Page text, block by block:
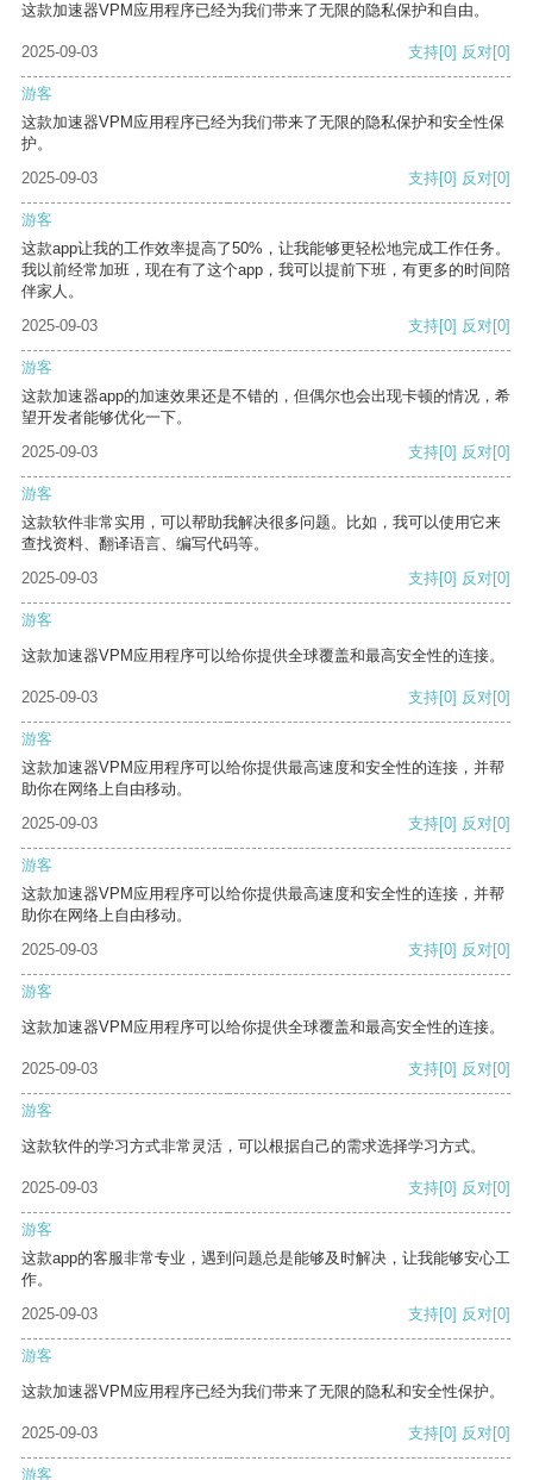
这款加速器VPM应用程序已经为我们带来了无限的隐私保护和自由。
2025-09-03 支持[0] 反对[0]
游客
这款加速器VPM应用程序已经为我们带来了无限的隐私保护和安全性保
护。
2025-09-03
支持[0] 反对[0]
游客
这款app让我的工作效率提高了50%，让我能够更轻松地完成工作任务。
我以前经常加班，现在有了这个app，我可以提前下班，有更多的时间陪
伴家人。
2025-09-03
支持[0] 反对[0]
游客
这款加速器app的加速效果还是不错的，但偶尔也会出现卡顿的情况，希
望开发者能够优化一下。
2025-09-03
支持[0] 反对[0]
游客
这款软件非常实用，可以帮助我解决很多问题。比如，我可以使用它来
查找资料、翻译语言、编写代码等。
2025-09-03
支持[0] 反对[0]
游客
这款加速器VPM应用程序可以给你提供全球覆盖和最高安全性的连接。
2025-09-03 支持[0] 反对[0]
游客
这款加速器VPM应用程序可以给你提供最高速度和安全性的连接，并帮
助你在网络上自由移动。
2025-09-03
支持[0] 反对[0]
游客
这款加速器VPM应用程序可以给你提供最高速度和安全性的连接，并帮
助你在网络上自由移动。
2025-09-03
支持[0] 反对[0]
游客
这款加速器VPM应用程序可以给你提供全球覆盖和最高安全性的连接。
2025-09-03 支持[0] 反对[0]
游客
这款软件的学习方式非常灵活，可以根据自己的需求选择学习方式。
2025-09-03 支持[0] 反对[0]
游客
这款app的客服非常专业，遇到问题总是能够及时解决，让我能够安心工
作。
2025-09-03
支持[0] 反对[0]
游客
这款加速器VPM应用程序已经为我们带来了无限的隐私和安全性保护。
2025-09-03 支持[0] 反对[0]
游客